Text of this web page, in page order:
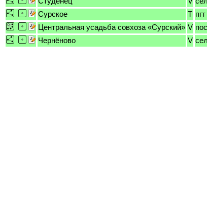
Сурское
T пгт
Центральная усадьба совхоза «Сурский» V
Чернёново
V